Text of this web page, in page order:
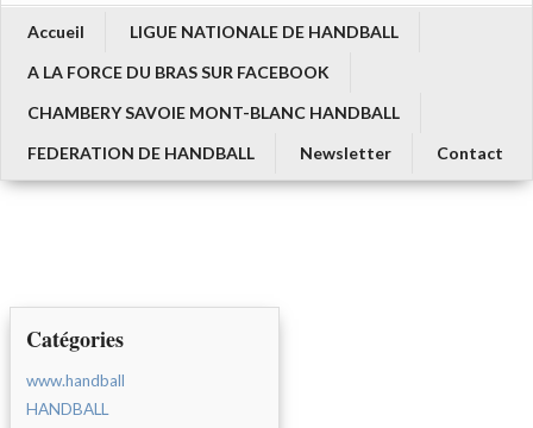
Accueil
LIGUE NATIONALE DE HANDBALL
A LA FORCE DU BRAS SUR FACEBOOK
CHAMBERY SAVOIE MONT-BLANC HANDBALL
FEDERATION DE HANDBALL
Newsletter Contact
Catégories
www.handball
HANDBALL